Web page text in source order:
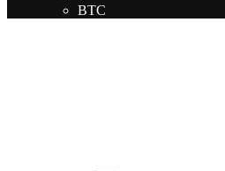
BTC